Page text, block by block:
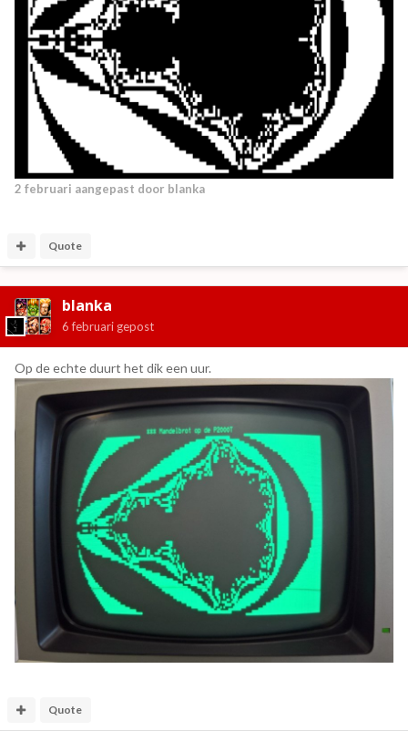
2 februari aangepast door blanka
Quote
blanka
6 februari gepost
Op de echte duurt het dik een uur.
Quote